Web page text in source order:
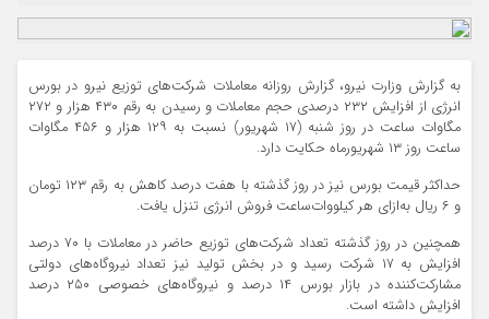
به گزارش وزارت نیرو، گزارش روزانه معاملات شرکت‌های توزیع نیرو در بورس
انرژی از افزایش ۲۳۲ درصدی حجم معاملات و رسیدن به رقم ۴۳۰ هزار و ۲۷۲
مگاوات ساعت در روز شنبه (۱۷ شهریور) نسبت به ۱۲۹ هزار و ۴۵۶ مگاوات
ساعت روز ۱۳ شهریورماه حکایت دارد.
حداکثر قیمت بورس نیز در روز گذشته با هفت درصد کاهش به رقم ۱۲۳ تومان
و ۶ ریال به‌ازای هر کیلووات‌ساعت فروش انرژی تنزل یافت.
همچنین در روز گذشته تعداد شرکت‌های توزیع حاضر در معاملات با ۷۰ درصد
افزایش به ۱۷ شرکت رسید و در بخش تولید نیز تعداد نیروگاه‌های دولتی
مشارکت‌کننده در بازار بورس ۱۴ درصد و نیروگاه‌های خصوصی ۲۵۰ درصد
افزایش داشته است.